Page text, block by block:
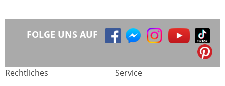
FOLGE UNS AUF
Rechtliches Service